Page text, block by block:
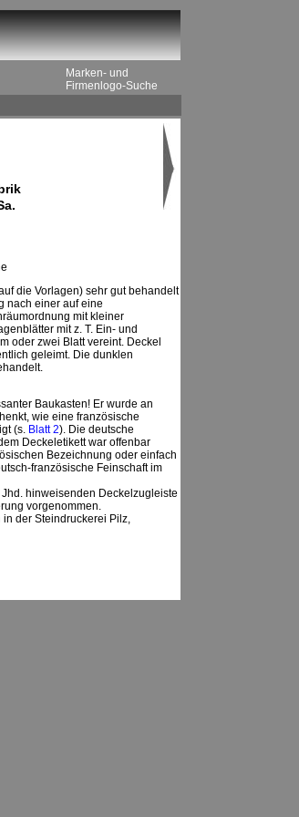
Marken- und
Firmenlogo-Suche
die Vorlagen) sehr gut behandelt
nach einer auf eine
mit kleiner
mit z. T. Ein- und
oder zwei Blatt vereint. Deckel
geleimt. Die dunklen
Baukasten! Er wurde an
wie eine französische
(s. Blatt 2). Die deutsche
Deckeletikett war offenbar
Bezeichnung oder einfach
französische Feinschaft im
hinweisenden Deckelzugleiste
vorgenommen.
in der Steindruckerei Pilz,